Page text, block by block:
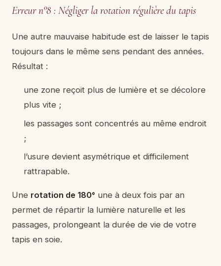
Erreur n°8 : Négliger la rotation régulière du tapis
Une autre mauvaise habitude est de laisser le tapis
toujours dans le même sens pendant des années.
Résultat :
une zone reçoit plus de lumière et se décolore
plus vite ;
les passages sont concentrés au même endroit
;
l’usure devient asymétrique et difficilement
rattrapable.
Une rotation de 180° une à deux fois par an
permet de répartir la lumière naturelle et les
passages, prolongeant la durée de vie de votre
tapis en soie.